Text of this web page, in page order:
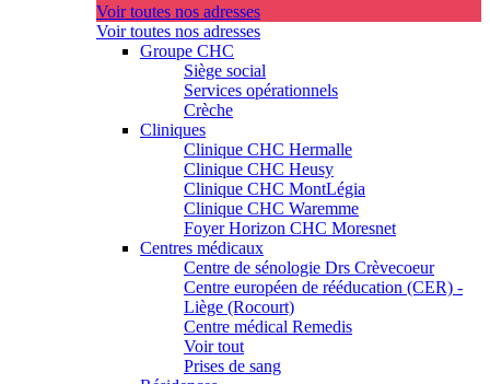
Voir toutes nos adresses
Voir toutes nos adresses
Groupe CHC
Siège social
Services opérationnels
Crèche
Cliniques
Clinique CHC Hermalle
Clinique CHC Heusy
Clinique CHC MontLégia
Clinique CHC Waremme
Foyer Horizon CHC Moresnet
Centres médicaux
Centre de sénologie Drs Crèvecoeur
Centre européen de rééducation (CER) -
Liège (Rocourt)
Centre médical Remedis
Voir tout
Prises de sang